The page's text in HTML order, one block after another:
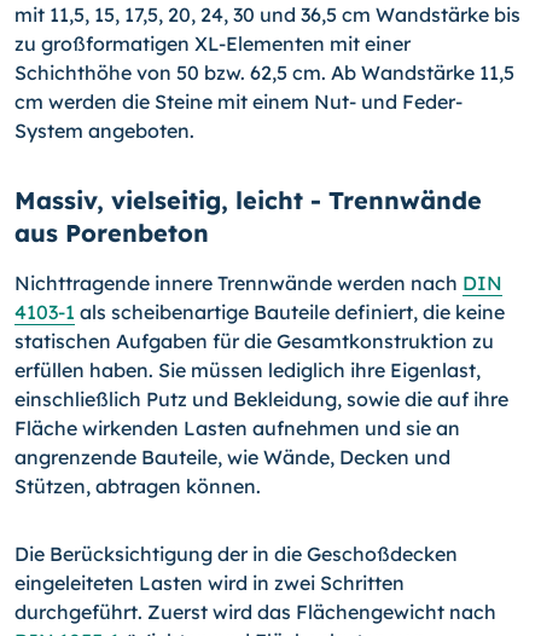
mit 11,5, 15, 17,5, 20, 24, 30 und 36,5 cm Wandstärke bis
zu großformatigen XL-Elementen mit einer
Schichthöhe von 50 bzw. 62,5 cm. Ab Wandstärke 11,5
cm werden die Steine mit einem Nut- und Feder-
System angeboten.
Massiv, vielseitig, leicht - Trennwände
aus Porenbeton
Nichttragende innere Trennwände werden nach DIN
4103-1 als scheibenartige Bauteile definiert, die keine
statischen Aufgaben für die Gesamtkonstruktion zu
erfüllen haben. Sie müssen lediglich ihre Eigenlast,
einschließlich Putz und Bekleidung, sowie die auf ihre
Fläche wirkenden Lasten aufnehmen und sie an
angrenzende Bauteile, wie Wände, Decken und
Stützen, abtragen können.
Die Berücksichtigung der in die Geschoßdecken
eingeleiteten Lasten wird in zwei Schritten
durchgeführt. Zuerst wird das Flächengewicht nach